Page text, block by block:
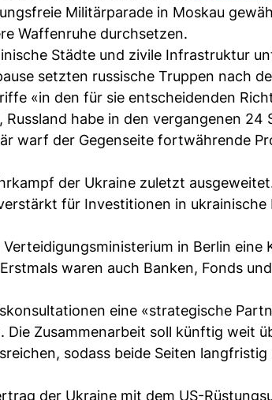
Militärparade in Moskau
Waffenruhe durchsetzen.
Städte und zivile Infrastruktur
setzten russische Truppen nach
«in den für sie entscheidenden
habe in den vergangenen 24
warf der Gegenseite fortwährende
der Ukraine zuletzt
für Investitionen in ukrainische
in Berlin eine
waren auch Banken, Fonds
eine «strategische
Zusammenarbeit soll künftig weit
sodass beide Seiten
der Ukraine mit dem US-